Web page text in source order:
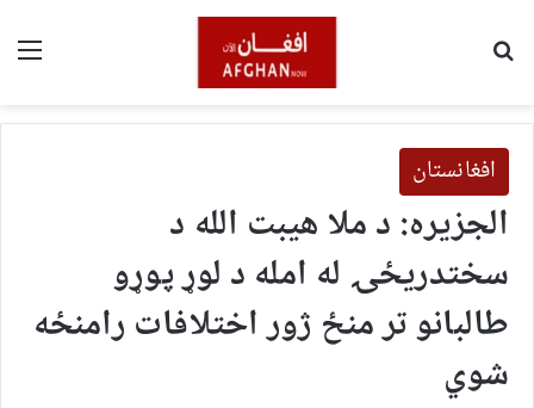
افغانستان
الجزیره: د ملا هیبت الله د
سختدریځۍ له امله د لوړ پوړو
طالبانو تر منځ ژور اختلافات رامنځه
شوي